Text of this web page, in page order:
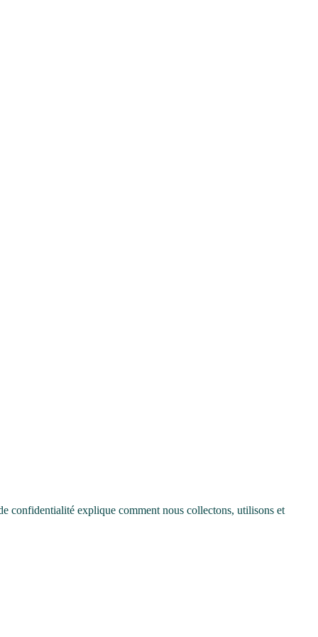
confidentialité explique comment nous collectons, utilisons et